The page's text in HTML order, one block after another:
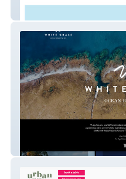
White Grass Ocean Resort